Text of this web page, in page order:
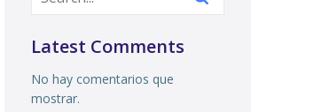
Latest Comments
No hay comentarios que
mostrar.